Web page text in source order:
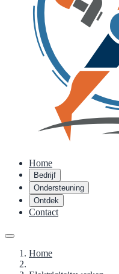
Home
Bedrijf
Ondersteuning
Ontdek
Contact
Home